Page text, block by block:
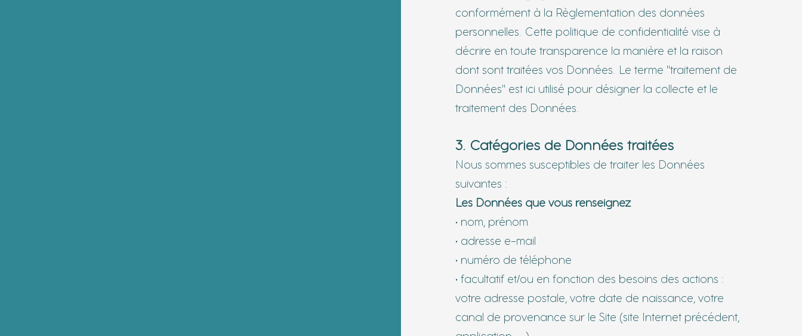
conformément à l a Règlementation des données
personnelles. Cette politique de confidentialité vise à
décrire en toute transparence la manière et la raison
dont sont traitées vos Données. Le terme "traitement de
Données" est ici utilisé pour désigner la collecte et le
traitement des Données.
3. Catégories de Données traitées
Nous sommes susceptibles de traiter les Données
suivantes :
Les Données que vous renseignez
• nom, prénom
• adresse e-mail
• numéro de téléphone
• facultatif et/ou en fonction des besoins des actions :
votre adresse postale, votre date de naissance, votre
canal de provenance sur le Site (site Internet précédent,